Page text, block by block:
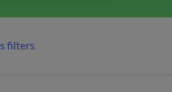
filters